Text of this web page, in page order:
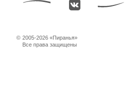
© 2005-2026 «Пиранья»
Все права защищены